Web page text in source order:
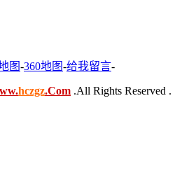
图-360地图-给我留言-
hczgz.Com .All Rights Reserved .